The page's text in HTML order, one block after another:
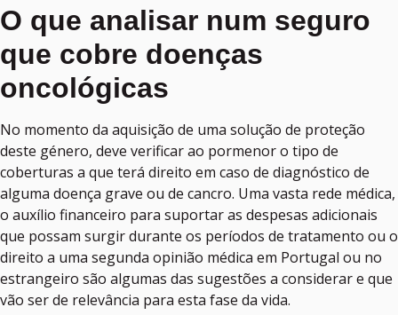
O que analisar num seguro
que cobre doenças
oncológicas
No momento da aquisição de uma solução de proteção
deste género, deve verificar ao pormenor o tipo de
coberturas a que terá direito em caso de diagnóstico de
alguma doença grave ou de cancro. Uma vasta rede médica,
o auxílio financeiro para suportar as despesas adicionais
que possam surgir durante os períodos de tratamento ou o
direito a uma segunda opinião médica em Portugal ou no
estrangeiro são algumas das sugestões a considerar e que
vão ser de relevância para esta fase da vida.